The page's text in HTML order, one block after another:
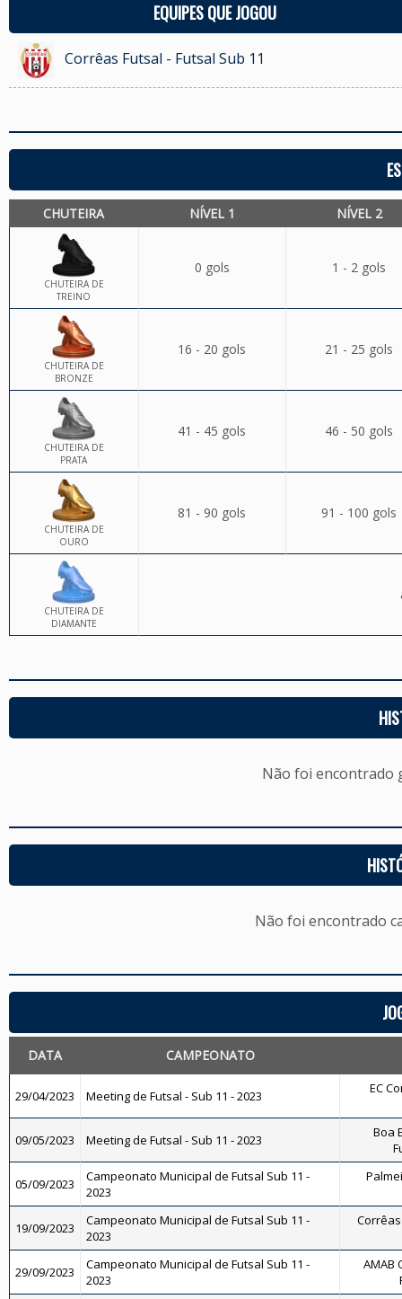
EQUIPES QUE JOGOU
Corrêas Futsal - Futsal Sub 11
CHUTEIRA NÍVEL 1 NÍVEL 2
CHUTEIRA DE
TREINO
0 gols 1 - 2 gols
CHUTEIRA DE
BRONZE
16 - 20 gols 21 - 25 gols
CHUTEIRA DE
PRATA
41 - 45 gols 46 - 50 gols
CHUTEIRA DE
OURO
81 - 90 gols 91 - 100 gols
CHUTEIRA DE
DIAMANTE
Não foi encontrado
Não foi encontrado
DATA CAMPEONATO
29/04/2023 Meeting de Futsal - Sub 11 - 2023 EC
09/05/2023 Meeting de Futsal - Sub 11 - 2023
Boa
05/09/2023
Campeonato Municipal de Futsal Sub 11 -
2023
19/09/2023
Campeonato Municipal de Futsal Sub 11 -
2023
29/09/2023
Campeonato Municipal de Futsal Sub 11 -
2023
AMAB